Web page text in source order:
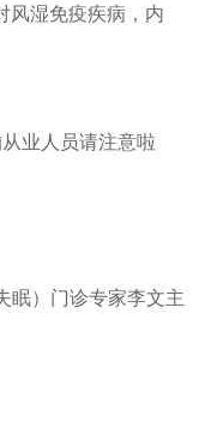
风湿免疫疾病，内
业人员请注意啦
眠）门诊专家李文主